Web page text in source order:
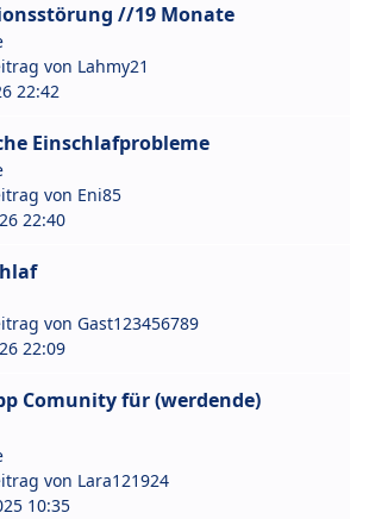
//19 Monate
von Lahmy21
22:42
Einschlafprobleme
von Eni85
22:40
von Gast123456789
22:09
Comunity für (werdende)
von Lara121924
10:35